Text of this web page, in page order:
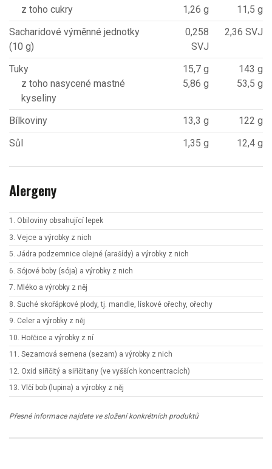
z toho cukry
1,26 g
11,5 g
Sacharidové výměnné jednotky
(10 g)
0,258
SVJ
2,36 SVJ
Tuky
z toho nasycené mastné
kyseliny
15,7 g
5,86 g
143 g
53,5 g
Bílkoviny 13,3 g
122 g
Sůl
1,35 g 12,4 g
Alergeny
1. Obiloviny obsahující lepek
3. Vejce a výrobky z nich
5. Jádra podzemnice olejné (arašídy) a výrobky z nich
6. Sójové boby (sója) a výrobky z nich
7. Mléko a výrobky z něj
8. Suché skořápkové plody, tj. mandle, lískové ořechy, ořechy
9. Celer a výrobky z něj
10. Hořčice a výrobky z ní
11. Sezamová semena (sezam) a výrobky z nich
12. Oxid siřičitý a siřičitany (ve vyšších koncentracích)
13. Vlčí bob (lupina) a výrobky z něj
Přesné informace najdete ve složení konkrétních produktů